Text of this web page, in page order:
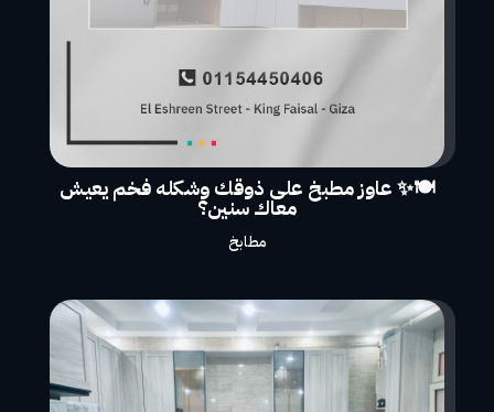
🍽️✨ عاوز مطبخ على ذوقك وشكله فخم يعيش
معاك سنين؟
مطابخ